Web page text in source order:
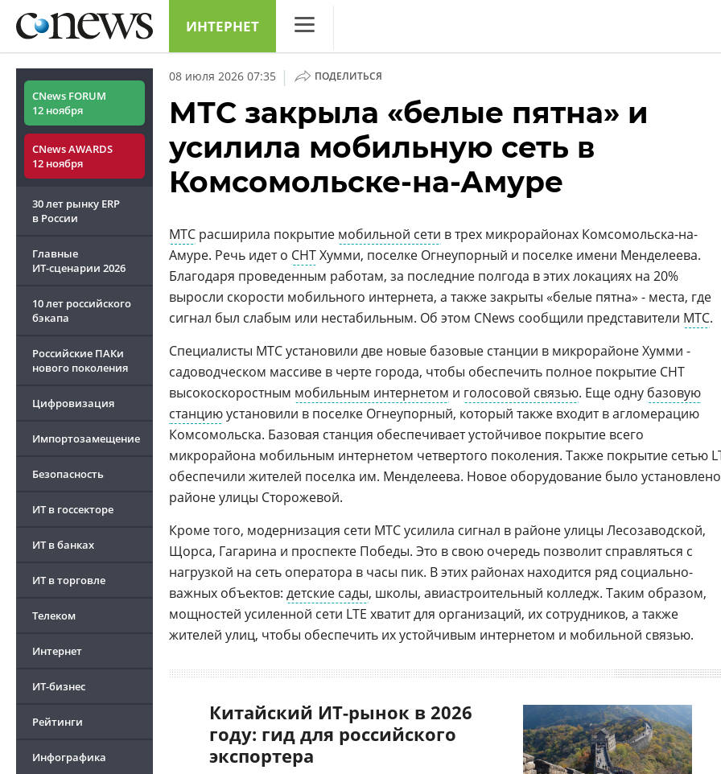
ИНТЕРНЕТ
Конференции
Маркет
Техника
CNews FORUM
12 ноября
CNews AWARDS
12 ноября
30 лет рынку ERP
в России
Главные
ИТ-сценарии 2026
10 лет российского
бэкапа
Российские ПАКи
нового поколения
Цифровизация
Импортозамещение
Безопасность
ИТ в госсекторе
ИТ в банках
ИТ в торговле
Телеком
Интернет
ИТ-бизнес
Рейтинги
Инфографика
08 июля 2026 07:35 | ПОДЕЛИТЬСЯ
МТС закрыла «белые пятна» и
усилила мобильную сеть в
Комсомольске-на-Амуре
МТС расширила покрытие мобильной сети в трех микрорайонах Комсомольска-на-
Амуре. Речь идет о СНТХумми, поселке Огнеупорный и поселке имени Менделеева.
Благодаря проведенным работам, за последние полгода в этих локациях на 20%
выросли скорости мобильного интернета, а также закрыты «белые пятна» - места, где
сигнал был слабым или нестабильным. Об этом CNews сообщили представители МТС.
Специалисты МТС установили две новые базовые станции в микрорайоне Хумми -
садоводческом массиве в черте города, чтобы обеспечить полное покрытие СНТ
высокоскоростным мобильным интернетом и голосовой связью. Еще одну базовую
станциюустановили в поселке Огнеупорный, который также входит в агломерацию
Комсомольска. Базовая станция обеспечивает устойчивое покрытие всего
микрорайона мобильным интернетом четвертого поколения. Также покрытие сетью
обеспечили жителей поселка им. Менделеева. Новое оборудование было
районе улицы Сторожевой.
Кроме того, модернизация сети МТС усилила сигнал в районе улицы Лесозаводской,
Щорса, Гагарина и проспекте Победы. Это в свою очередь позволит справляться с
нагрузкой на сеть оператора в часы пик. В этих районах находится ряд социально-
важных объектов: детские сады, школы, авиастроительный колледж. Таким образом,
мощностей усиленной сети LTE хватит для организаций, их сотрудников, а также
жителей улиц, чтобы обеспечить их устойчивым интернетом и мобильной связью.
Китайский ИТ-рынок в 2026
году: гид для российского
экспортера